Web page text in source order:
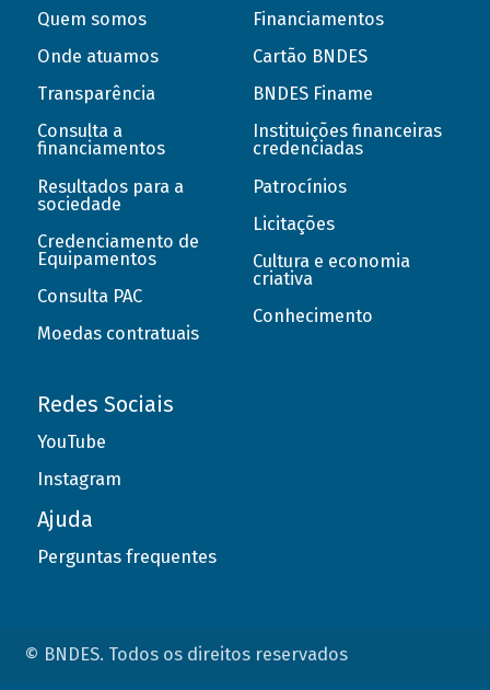
Quem somos
Onde atuamos
Transparência
Consulta a
financiamentos
Resultados para a
sociedade
Credenciamento de
Equipamentos
Consulta PAC
Moedas contratuais
Financiamentos
Cartão BNDES
BNDES Finame
Instituições financeiras
credenciadas
Patrocínios
Licitações
Cultura e economia
criativa
Conhecimento
Redes Sociais
YouTube
Instagram
Ajuda
Perguntas frequentes
© BNDES. Todos os direitos reservados